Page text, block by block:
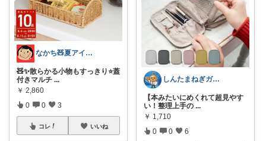
なかち🧸夏アイテム＆便利グッズ✨
🧸✨散らかる小物もすっきり⭐️蓋
付きマルチ ...
￥ 2,860
0 0 3
コレ いいね
しんたまねぎガジェット
【本みたいにめくれて超見やす
い！整理上手の ...
￥ 1,710
0 0 6